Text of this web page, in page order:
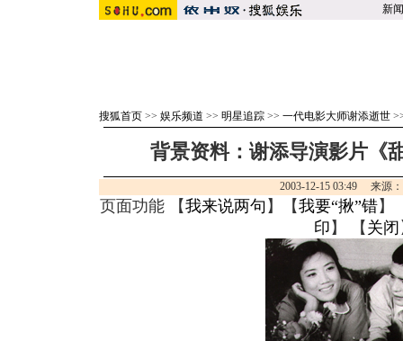
新闻
搜狐首页 >> 娱乐频道 >> 明星追踪 >> 一代电影大师谢添逝世
背景资料：谢添导演影片《
2003-12-15 03:49 来源
页面功能 【我来说两句 】【我要“揪”错】
印 】 【 关闭